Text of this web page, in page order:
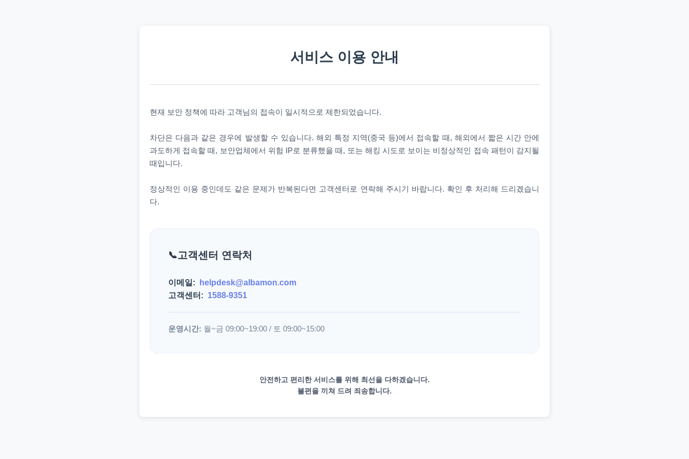
서비스 이용 안내
현재 보안 정책에 따라 고객님의 접속이 일시적으로 제한되었습니다.
차단은 다음과 같은 경우에 발생할 수 있습니다. 해외 특정 지역(중국 등)에서 접속할 때, 해외에서 짧은 시간 안에
과도하게 접속할 때, 보안업체에서 위험 IP로 분류했을 때, 또는 해킹 시도로 보이는 비정상적인 접속 패턴이 감지될
때입니다.
정상적인 이용 중인데도 같은 문제가 반복된다면 고객센터로 연락해 주시기 바랍니다. 확인 후 처리해 드리겠습니
다.
고객센터 연락처
이메일:
helpdesk@albamon.com
고객센터: 1588-9351
운영시간: 월~금 09:00~19:00 / 토 09:00~15:00
안전하고 편리한 서비스를 위해 최선을 다하겠습니다.
불편을 끼쳐 드려 죄송합니다.